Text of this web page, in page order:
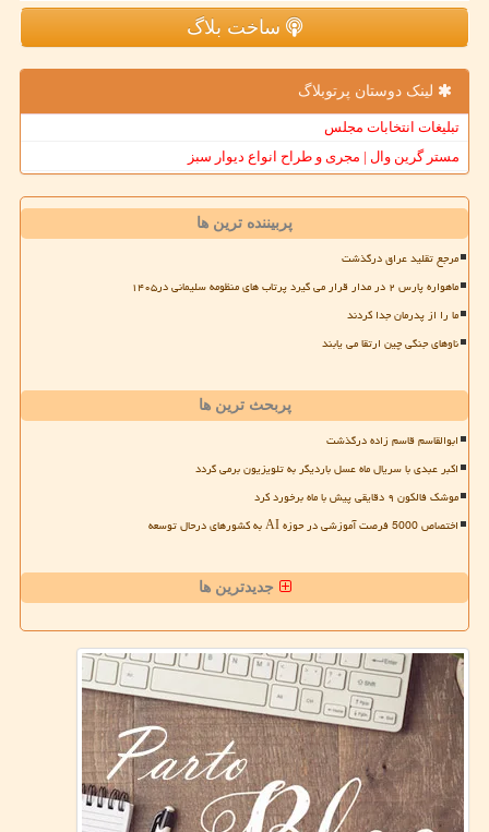
ساخت بلاگ
لینک دوستان پرتوبلاگ
تبلیغات انتخابات مجلس
مستر گرین وال | مجری و طراح انواع دیوار سبز
پربیننده ترین ها
مرجع تقلید عراق درگذشت
ماهواره پارس ۲ در مدار قرار می گیرد پرتاب های منظومه سلیمانی در۱۴۰۵
ما را از پدرمان جدا کردند
ناوهای جنگی چین ارتقا می یابند
پربحث ترین ها
ابوالقاسم قاسم زاده درگذشت
اکبر عبدی با سریال ماه عسل باردیگر به تلویزیون برمی گردد
موشک فالکون ۹ دقایقی پیش با ماه برخورد کرد
اختصاص 5000 فرصت آموزشی در حوزه AI به کشورهای درحال توسعه
جدیدترین ها